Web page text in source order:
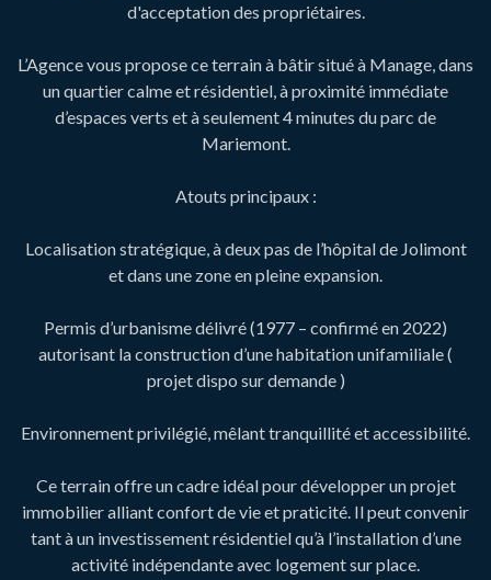
d'acceptation des propriétaires.
L’Agence vous propose ce terrain à bâtir situé à Manage, dans
un quartier calme et résidentiel, à proximité immédiate
d’espaces verts et à seulement 4 minutes du parc de
Mariemont.
Atouts principaux :
Localisation stratégique, à deux pas de l’hôpital de Jolimont
et dans une zone en pleine expansion.
Permis d’urbanisme délivré (1977 – confirmé en 2022)
autorisant la construction d’une habitation unifamiliale (
projet dispo sur demande )
Environnement privilégié, mêlant tranquillité et accessibilité.
Ce terrain offre un cadre idéal pour développer un projet
immobilier alliant confort de vie et praticité. Il peut convenir
tant à un investissement résidentiel qu’à l’installation d’une
activité indépendante avec logement sur place.